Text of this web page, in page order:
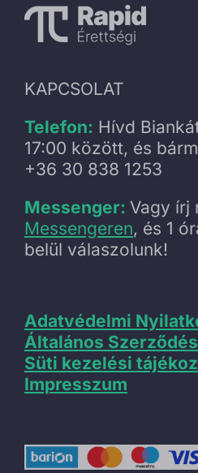
KAPCSOLAT
Telefon: Hívd
17:00 között, és
+36 30 838 1253
Messenger: Vagy írj
Messengeren, és 1
belül válaszolunk!
Adatvédelmi
Általános
Süti kezelési
Impresszum